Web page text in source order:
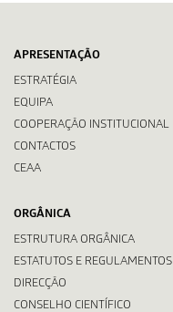
APRESENTAÇÃO
ESTRATÉGIA
EQUIPA
COOPERAÇÃO INSTITUCIONAL
CONTACTOS
CEAA
ORGÂNICA
ESTRUTURA ORGÂNICA
ESTATUTOS E REGULAMENTOS
DIRECÇÃO
CONSELHO CIENTÍFICO